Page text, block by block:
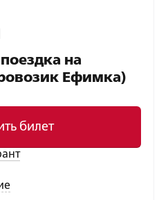
на
Ефимка)
билет